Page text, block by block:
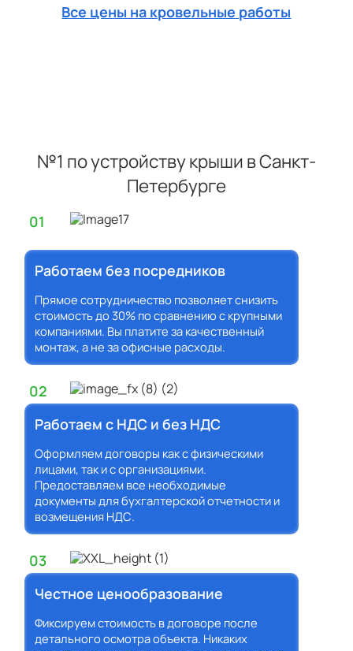
Все цены на кровельные работы
№1 по устройству крыши в Санкт-
Петербурге
01
Работаем без посредников
Прямое сотрудничество позволяет снизить
стоимость до 30% по сравнению с крупными
компаниями. Вы платите за качественный
монтаж, а не за офисные расходы.
02
Работаем с НДС и без НДС
Оформляем договоры как с физическими
лицами, так и с организациями.
Предоставляем все необходимые
документы для бухгалтерской отчетности и
возмещения НДС.
03
Честное ценообразование
Фиксируем стоимость в договоре после
детального осмотра объекта. Никаких